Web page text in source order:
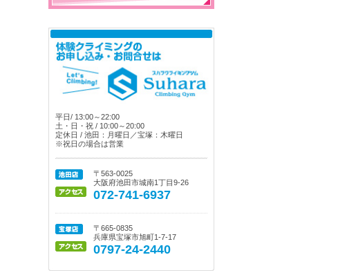
平日/ 13:00～22:00
土・日・祝 / 10:00～20:00
定休日 / 池田：月曜日／宝塚：木曜日
※祝日の場合は営業
〒563-0025
大阪府池田市城南1丁目9-26
072-741-6937
〒665-0835
兵庫県宝塚市旭町1-7-17
0797-24-2440